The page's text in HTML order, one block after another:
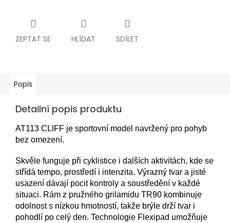
ZEPTAT SE HLÍDAT SDÍLET
Popis
Detailní popis produktu
AT113 CLIFF je sportovní model navržený pro pohyb
bez omezení.
Skvěle funguje při cyklistice i dalších aktivitách, kde se
střídá tempo, prostředí i intenzita. Výrazný tvar a jisté
usazení dávají pocit kontroly a soustředění v každé
situaci. Rám z pružného grilamidu TR90 kombinuje
odolnost s nízkou hmotností, takže brýle drží tvar i
pohodlí po celý den. Technologie Flexipad umožňuje